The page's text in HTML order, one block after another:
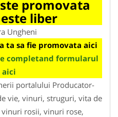
promovata
liber
Ungheni
ta sa fie promovata aici
completand formularul
aici
portalului Producator-
vie, vinuri, struguri, vita de
rosii, vinuri rose,